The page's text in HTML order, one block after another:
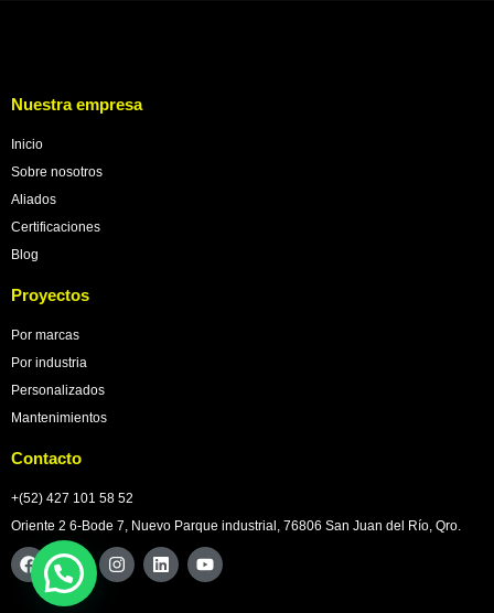
Nuestra empresa
Inicio
Sobre nosotros
Aliados
Certificaciones
Blog
Proyectos
Por marcas
Por industria
Personalizados
Mantenimientos
Contacto
+(52) 427 101 58 52
Oriente 2 6-Bode 7, Nuevo Parque industrial, 76806 San Juan del Río, Qro.